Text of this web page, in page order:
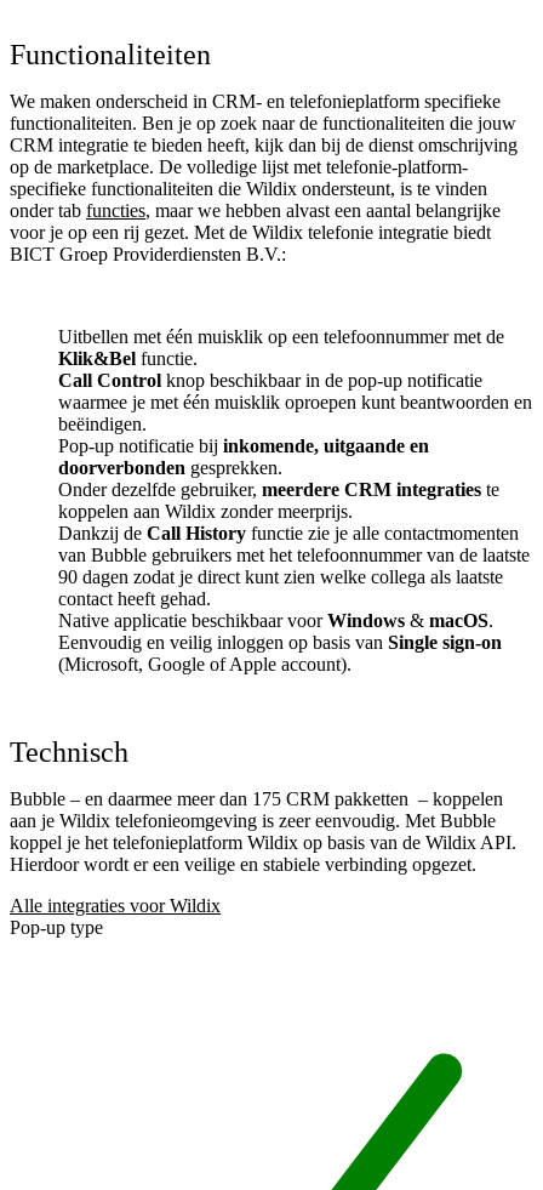
Functionaliteiten
We maken onderscheid in CRM- en telefonieplatform specifieke
functionaliteiten. Ben je op zoek naar de functionaliteiten die jouw
CRM integratie te bieden heeft, kijk dan bij de dienst omschrijving
op de marketplace. De volledige lijst met telefonie-platform-
specifieke functionaliteiten die Wildix ondersteunt, is te vinden
onder tab functies, maar we hebben alvast een aantal belangrijke
voor je op een rij gezet. Met de Wildix telefonie integratie biedt
BICT Groep Providerdiensten B.V.:
Uitbellen met één muisklik op een telefoonnummer met de
Klik&Bel functie.
Call Control knop beschikbaar in de pop-up notificatie
waarmee je met één muisklik oproepen kunt beantwoorden en
beëindigen.
Pop-up notificatie bij inkomende, uitgaande en
doorverbonden gesprekken.
Onder dezelfde gebruiker, meerdere CRM integraties te
koppelen aan Wildix zonder meerprijs.
Dankzij de Call History functie zie je alle contactmomenten
van Bubble gebruikers met het telefoonnummer van de laatste
90 dagen zodat je direct kunt zien welke collega als laatste
contact heeft gehad.
Native applicatie beschikbaar voorWindows & macOS.
Eenvoudig en veilig inloggen op basis van Single sign-on
(Microsoft, Google of Apple account).
Technisch
Bubble – en daarmee meer dan 175 CRM pakketten – koppelen
aan je Wildix telefonieomgeving is zeer eenvoudig. Met Bubble
koppel je het telefonieplatform Wildix op basis van de Wildix API.
Hierdoor wordt er een veilige en stabiele verbinding opgezet.
Alle integraties voor Wildix
Pop-up type